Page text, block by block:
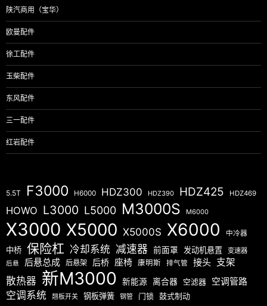
陕汽商用（宝华）
欧曼配件
徐工配件
玉柴配件
东风配件
三一配件
红岩配件
5.5T F3000 H6000 HDZ300 HDZ390 HDZ425 HDZ469
HOWO L3000 L5000 M3000S M6000
X3000 X5000 X5000S X6000 中冷器
中桥 保险杠 冷却系统 减速器 前面罩 发动机悬置 变速器
后悬 后悬总成 后悬架 后桥 座椅 康明斯 排气管 接头 支架
散热器 新M3000 新能源 离合器 空滤器 空调管路
空调系统 翘板开关 钢板弹簧 钢管 门锁 鼓式制动